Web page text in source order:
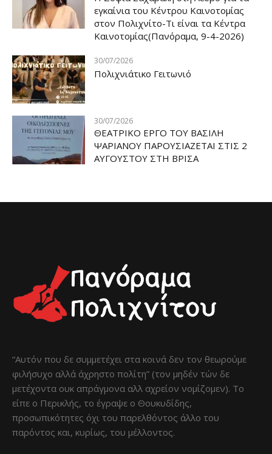
εγκαίνια του Κέντρου Καινοτομίας
στον Πολιχνίτο-Τι είναι τα Κέντρα
Καινοτομίας(Πανόραμα, 9-4-2026)
30/07/2026
Πολιχνιάτικο Γειτωνιό
30/07/2026
ΘΕΑΤΡΙΚΟ ΕΡΓΟ ΤΟΥ ΒΑΣΙΛΗ
ΨΑΡΙΑΝΟΥ ΠΑΡΟΥΣΙΑΖΕΤΑΙ ΣΤΙΣ 2
ΑΥΓΟΥΣΤΟΥ ΣΤΗ ΒΡΙΣΑ
“Αυτόν που δε συμμετέχει στα κοινά δεν τον θεωρούμε
φιλήσυχο αλλά άχρηστο πολίτη” (τον μηδέν τών δε
μετέχοντα ουκ απράγμονα αλλ αχρείον νομίζομεν). Το
είπε ο Περικλής, το έγραψε ο Θουκυδίδης,
προσωπικότητες όχι του παρελθόντος άλλο του
παρόντος και, κυρίως, του μέλλοντος.